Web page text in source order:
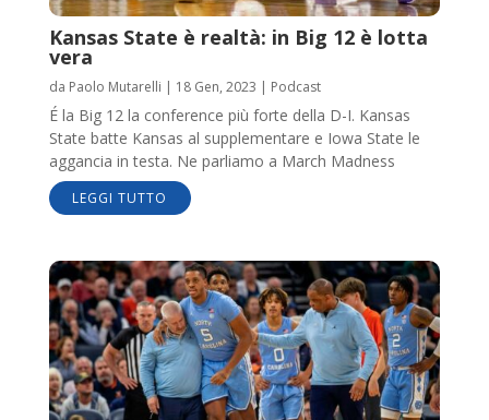
Kansas State è realtà: in Big 12 è lotta
vera
da Paolo Mutarelli | 18 Gen, 2023 | Podcast
É la Big 12 la conference più forte della D-I. Kansas
State batte Kansas al supplementare e Iowa State le
aggancia in testa. Ne parliamo a March Madness
LEGGI TUTTO